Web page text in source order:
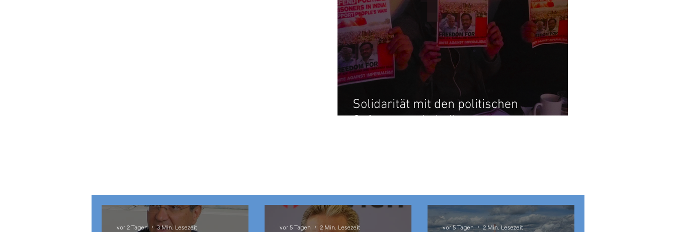
Solidarität mit den politischen
Gefangenen in Indien
vor 2 Tagen 3 Min. Lesezeit vor 5 Tagen 2 Min. Lesezeit vor 5 Tagen 2 Min. Lesezeit